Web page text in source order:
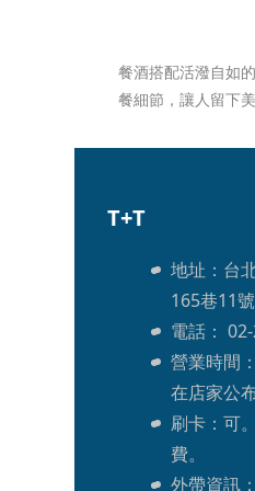
餐酒搭配活潑自如
餐細節，讓人留下
T+T
地址：台
165巷11
電話：
營業時間
在店家公
刷卡：可
費。
外帶資訊